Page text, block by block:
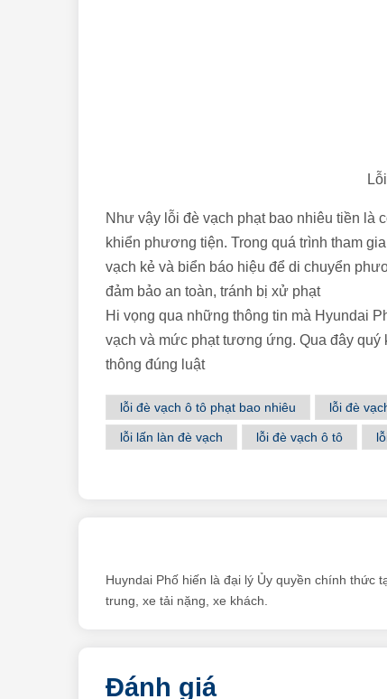
Như vậy lỗi đè vạch phạt bao nhiêu tiền là
khiển phương tiện. Trong quá trình tham
vạch kẻ và biển báo hiệu để di chuyển
đảm bảo an toàn, tránh bị xử phạt
Hi vọng qua những thông tin mà Hyundai
vạch và mức phạt tương ứng. Qua đây
thông đúng luật
lỗi đè vạch ô tô phạt bao nhiêu lỗi đè
lỗi lấn làn đè vạch lỗi đè vạch ô tô
Huyndai Phố hiến là đại lý Ủy quyền chính thức
trung, xe tải nặng, xe khách.
Đánh giá